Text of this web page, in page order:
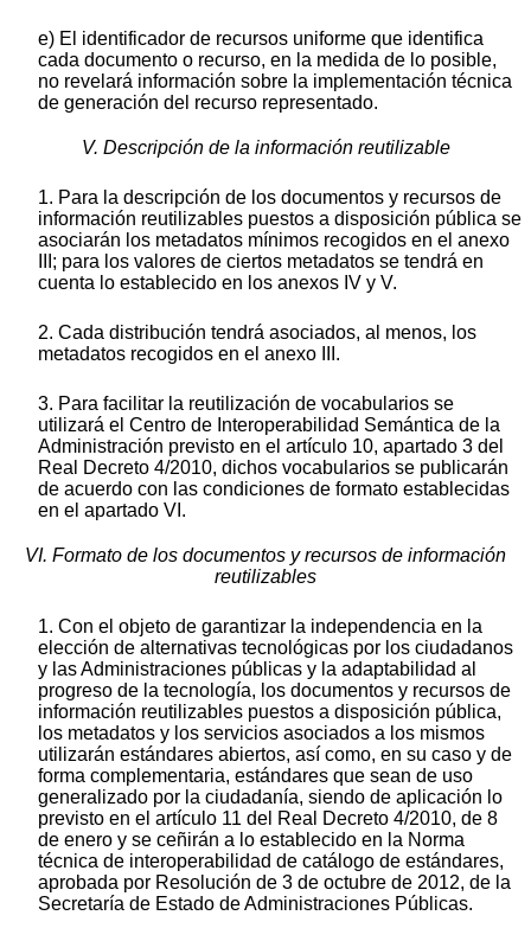
e) El identificador de recursos uniforme que identifica
cada documento o recurso, en la medida de lo posible,
no revelará información sobre la implementación técnica
de generación del recurso representado.
V. Descripción de la información reutilizable
1. Para la descripción de los documentos y recursos de
información reutilizables puestos a disposición pública se
asociarán los metadatos mínimos recogidos en el anexo
III; para los valores de ciertos metadatos se tendrá en
cuenta lo establecido en los anexos IV y V.
2. Cada distribución tendrá asociados, al menos, los
metadatos recogidos en el anexo III.
3. Para facilitar la reutilización de vocabularios se
utilizará el Centro de Interoperabilidad Semántica de la
Administración previsto en el artículo 10, apartado 3 del
Real Decreto 4/2010, dichos vocabularios se publicarán
de acuerdo con las condiciones de formato establecidas
en el apartado VI.
VI. Formato de los documentos y recursos de información
reutilizables
1. Con el objeto de garantizar la independencia en la
elección de alternativas tecnológicas por los ciudadanos
y las Administraciones públicas y la adaptabilidad al
progreso de la tecnología, los documentos y recursos de
información reutilizables puestos a disposición pública,
los metadatos y los servicios asociados a los mismos
utilizarán estándares abiertos, así como, en su caso y de
forma complementaria, estándares que sean de uso
generalizado por la ciudadanía, siendo de aplicación lo
previsto en el artículo 11 del Real Decreto 4/2010, de 8
de enero y se ceñirán a lo establecido en la Norma
técnica de interoperabilidad de catálogo de estándares,
aprobada por Resolución de 3 de octubre de 2012, de la
Secretaría de Estado de Administraciones Públicas.